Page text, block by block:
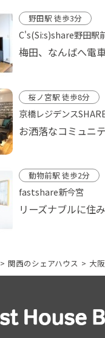
野田駅 徒歩3分
C's(Si:s)share野田駅
梅田、なんばへ電
桜ノ宮駅 徒歩8分
京橋レジデンス
お洒落なコミュニ
動物前駅 徒歩2分
fastshare新今宮
リーズナブルに住
> 関西のシェアハウス > 大